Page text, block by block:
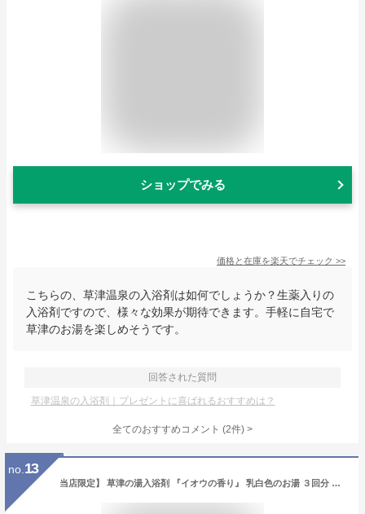
ショップでみる
価格と在庫を楽天でチェック >>
こちらの、草津温泉の入浴剤は如何でしょうか？生薬入りの
入浴剤ですので、様々な効果が期待できます。手軽に自宅で
草津のお湯を楽しめそうです。
回答された質問
草津温泉の入浴剤｜プレゼントに喜ばれるおすすめは？
全てのおすすめコメント (2件) >
no. 13
当店限定】 草津の湯入浴剤 『イオウの香り』 乳白色のお湯 ３回分 （２５ｇＸ３袋）